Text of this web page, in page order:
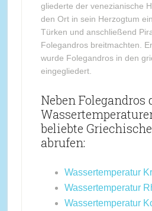
gliederte der venezianische
den Ort in sein Herzogtum
Türken und anschließend
Folegandros breitmachten.
wurde Folegandros in den
eingegliedert.
Neben Folegandros
beliebte
abrufen:
Wassertemperatur
Wassertemperatur
Wassertemperatur